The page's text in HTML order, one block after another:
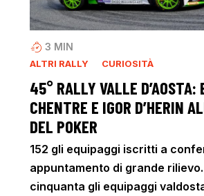
3 MIN
ALTRI RALLY CURIOSITÀ
45° RALLY VALLE D’AOSTA:
CHENTRE E IGOR D’HERIN
DEL POKER
152 gli equipaggi iscritti a
appuntamento di grande
cinquanta gli equipaggi